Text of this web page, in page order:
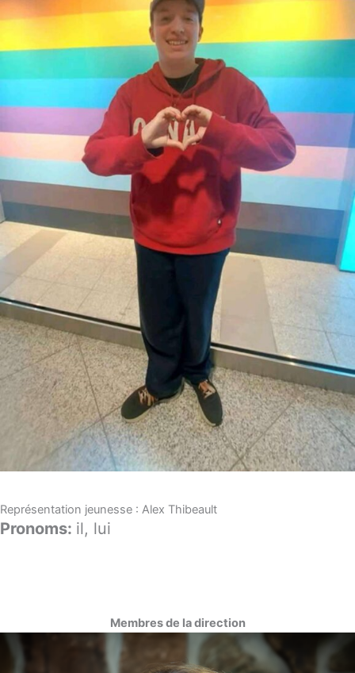
Représentation jeunesse : Alex Thibeault
Pronoms: il, lui
Membres de la direction